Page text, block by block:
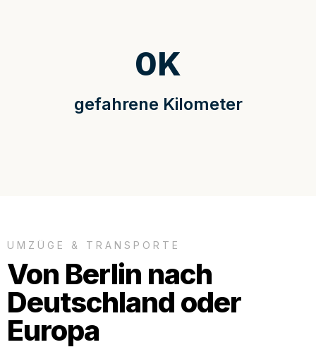
gefahrene Kilometer
0K
UMZÜGE & TRANSPORTE
Von Berlin nach
Deutschland oder
Europa